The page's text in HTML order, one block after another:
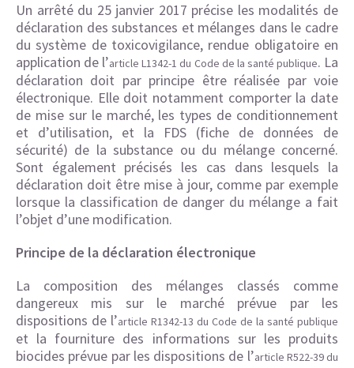
Un arrêté du 25 janvier 2017 précise les modalités de
déclaration des substances et mélanges dans le cadre
du système de toxicovigilance, rendue obligatoire en
application de l’article L1342-1 du Code de la santé publique. La
déclaration doit par principe être réalisée par voie
électronique. Elle doit notamment comporter la date
de mise sur le marché, les types de conditionnement
et d’utilisation, et la FDS (fiche de données de
sécurité) de la substance ou du mélange concerné.
Sont également précisés les cas dans lesquels la
déclaration doit être mise à jour, comme par exemple
lorsque la classification de danger du mélange a fait
l’objet d’une modification.
Principe de la déclaration électronique
La composition des mélanges classés comme
dangereux mis sur le marché prévue par les
dispositions de l’article R1342-13 du Code de la santé publique
et la fourniture des informations sur les produits
biocides prévue par les dispositions de l’article R522-39 du